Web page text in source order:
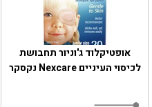
אופטיקלוד ג'וניור תחבושת
לכיסוי העיניים Nexcare נקסקר